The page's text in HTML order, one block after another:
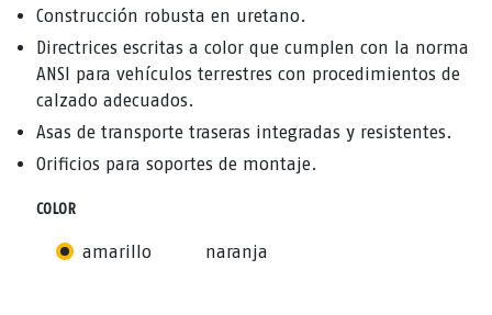
Construcción robusta en uretano.
Directrices escritas a color que cumplen con la norma
ANSI para vehículos terrestres con procedimientos de
calzado adecuados.
Asas de transporte traseras integradas y resistentes.
Orificios para soportes de montaje.
COLOR
amarillo naranja